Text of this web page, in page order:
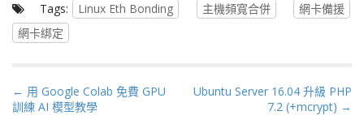
Tags: Linux Eth Bonding 主機頻寬合併
網卡備援
網卡綁定
P
o
← 用 Google Colab 免費 GPU
訓練 AI 模型教學
Ubuntu Server 16.04 升級 PHP
7.2 (+mcrypt) →